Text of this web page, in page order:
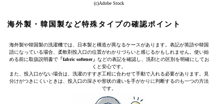
(c)Adobe Stock
海外製・韓国製など特殊タイプの確認ポイント
海外製や韓国製の洗濯機では、日本製と構造が異なるケースがあります。表記が英語や韓国
語になっている場合、柔軟剤投入口の位置がわかりづらいと感じるかもしれません。使い始
める前に取扱説明書で「fabric softener」 などの表記を確認し、洗剤との区別を明確にしてお
くと安心です。
また、投入口がない場合は、洗濯のすすぎ工程に合わせて手動で入れる必要があります。見
分けがつきにくいときは、投入口の深さや形状の違いを手がかりに判断するのも一つの方法
です。